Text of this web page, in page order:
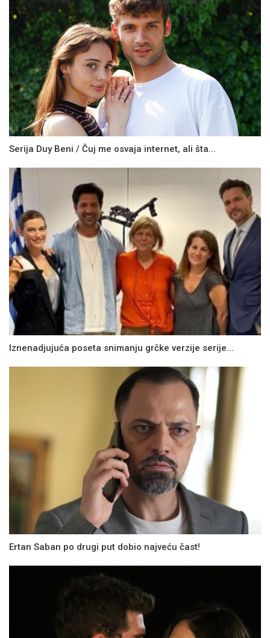
Serija Duy Beni / Čuj me osvaja internet, ali šta...
Iznenadjujuća poseta snimanju grčke verzije serije...
Ertan Saban po drugi put dobio najveću čast!